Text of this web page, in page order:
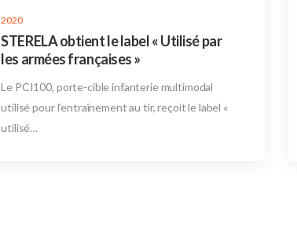
2020
STERELA obtient le label « Utilisé par
les armées françaises »
Le PCI100, porte-cible infanterie multimodal
utilisé pour l’entraînement au tir, reçoit le label «
utilisé…